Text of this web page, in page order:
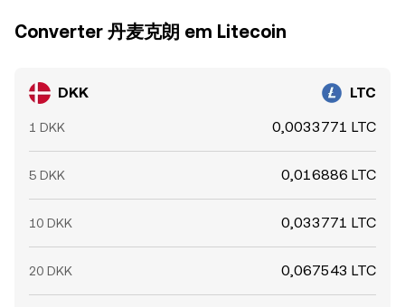
Converter 丹麦克朗 em Litecoin
DKK LTC
1 DKK 0,0033771 LTC
5 DKK 0,016886 LTC
10 DKK 0,033771 LTC
20 DKK 0,067543 LTC